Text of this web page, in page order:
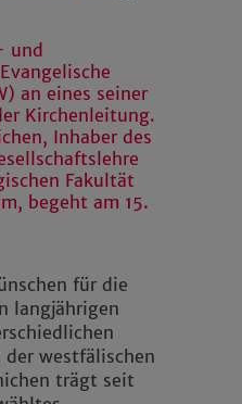
und
an eines seiner
Kirchenleitung.
Inhaber des
Fakultät
begeht am 15.
für die
langjährigen
westfälischen
trägt seit